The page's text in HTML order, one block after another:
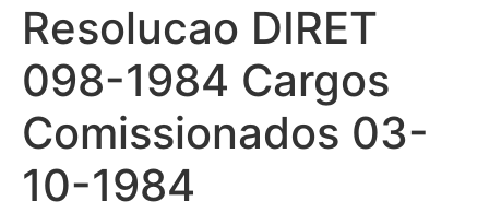
Resolucao DIRET
098-1984 Cargos
Comissionados 03-
10-1984